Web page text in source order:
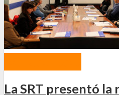
La SRT presentó la